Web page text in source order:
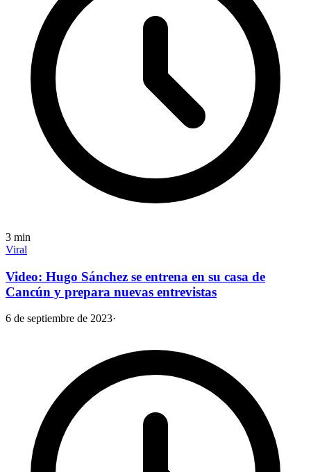
3 min
Viral
Video: Hugo Sánchez se entrena en su casa de
Cancún y prepara nuevas entrevistas
6 de septiembre de 2023·